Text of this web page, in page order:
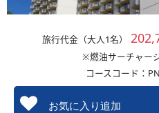
旅行代金（大人1名）
※燃油サーチャー
コースコード：
お気に入り追加